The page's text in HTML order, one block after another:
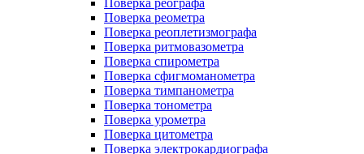
Поверка реографа
Поверка реометра
Поверка реоплетизмографа
Поверка ритмовазометра
Поверка спирометра
Поверка сфигмоманометра
Поверка тимпанометра
Поверка тонометра
Поверка урометра
Поверка цитометра
Поверка электрокардиографа